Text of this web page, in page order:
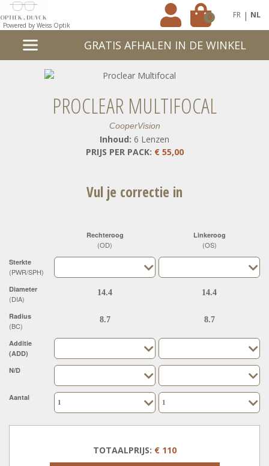
Powered by Weiss Optik
0 FR | NL
GRATIS AFHALEN IN DE WINKEL
PROCLEAR MULTIFOCAL
CooperVision
Inhoud: 6 Lenzen
PRIJS PER PACK: € 55,00
Vul je correctie in
Sterkte
(PWR/SPH)
Diameter
(DIA)
Radius
(BC)
Additie
(ADD)
N/D
Aantal
Rechteroog
(OD)
Linkeroog
(OS)
TOTAALPRIJS: € 110